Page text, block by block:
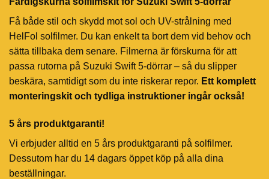
Få både stil och skydd mot sol och UV-strålning med
HelFol solfilmer. Du kan enkelt ta bort dem vid behov och
sätta tillbaka dem senare. Filmerna är förskurna för att
passa rutorna på Suzuki Swift 5-dörrar – så du slipper
beskära, samtidigt som du inte riskerar repor. Ett komplett
monteringskit och tydliga instruktioner ingår också!
5 års produktgaranti!
Vi erbjuder alltid en 5 års produktgaranti på solfilmer.
Dessutom har du 14 dagars öppet köp på alla dina
beställningar.